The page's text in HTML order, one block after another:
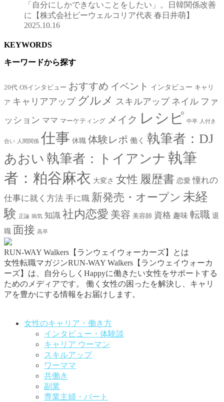
「自分にしかできないことをしたい」。日韓関係改善
に【株式会社ビーウェルコリア代表 春日井萌】
2025.10.16
KEYWORDS
キーワードから探す
20代 OSインタビュー おすすめ イベント インタビュー キャリ
ア キャリアアップ グルメ スキルアップ ネイル ファ
ッション ママ マーケティング メイク レシピ 中卒 人付き
合い 人間関係 仕事 休職 体験レポ 働く 執筆者：DJ
あおい 執筆者：トイアンナ 執筆
者：粕谷麻衣 大変さ 女性 履歴書 恋愛 憧れの
仕事に就く方法 手に職 新発売・オープン 未経
験 正論 病気 知識 社内恋愛 美容 美容師 資格 趣味 転職 退
職 面接 高卒
RUN-WAY Walkers【ランウェイウォーカーズ】とは
女性転職マガジンRUN-WAY Walkers【ランウェイウォーカ
ーズ】は、自分らしくHappyに働きたい女性をサポートする
ためのメディアです。
働く女性の困ったを解決し、キャリ
アを豊かにする情報をお届けします。
女性のキャリア・働き方
インタビュー・体験談
キャリア ウーマン
スキルアップ
ワーママ
共働き
副業
専業主婦・パート